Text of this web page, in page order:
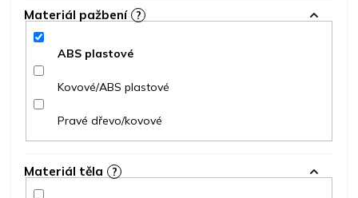
Materiál pažbení ?
ABS plastové
Kovové/ABS plastové
Pravé dřevo/kovové
Materiál těla ?